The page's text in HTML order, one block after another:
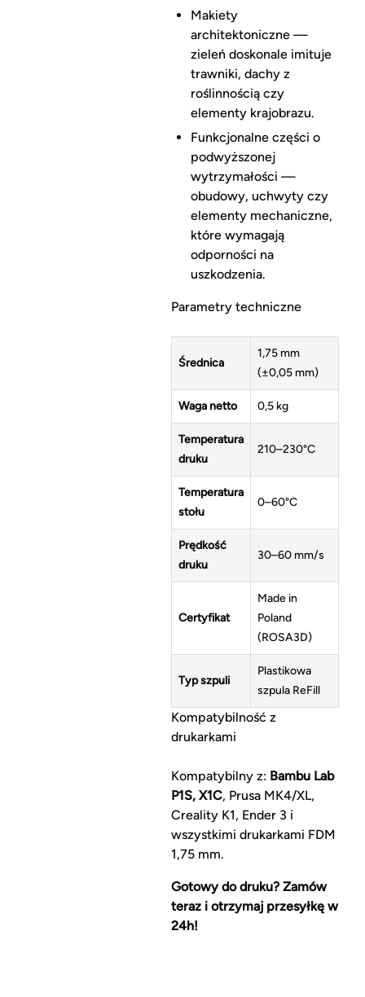
Makiety
architektoniczne —
zieleń doskonale imituje
trawniki, dachy z
roślinnością czy
elementy krajobrazu.
Funkcjonalne części o
podwyższonej
wytrzymałości —
obudowy, uchwyty czy
elementy mechaniczne,
które wymagają
odporności na
uszkodzenia.
Parametry techniczne
Średnica
1,75 mm
(±0,05 mm)
Waga netto 0,5 kg
Temperatura
druku
210–230°C
Temperatura
stołu
0–60°C
Prędkość
druku
30–60 mm/s
Certyfikat
Made in
Poland
(ROSA3D)
Typ szpuli
Plastikowa
szpula ReFill
Kompatybilność z
drukarkami
Kompatybilny z: Bambu Lab
P1S, X1C, Prusa MK4/XL,
Creality K1, Ender 3 i
wszystkimi drukarkami FDM
1,75 mm.
Gotowy do druku? Zamów
teraz i otrzymaj przesyłkę w
24h!